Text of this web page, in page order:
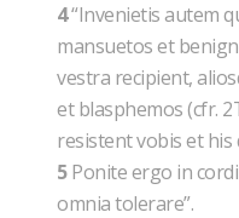
4“Invenietis autem
mansuetos et
vestra recipient,
et blasphemos (cfr.
resistent vobis et his
5Ponite ergo in
omnia tolerare”.